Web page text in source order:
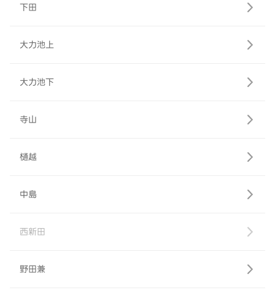
下田
大力池上
大力池下
寺山
樋越
中島
西新田
野田兼